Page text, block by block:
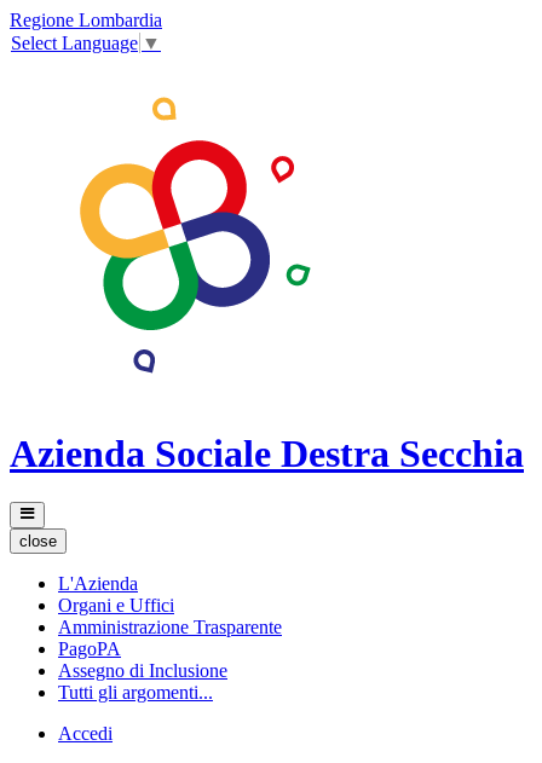
Regione Lombardia
Select Language ▼
Azienda Sociale Destra Secchia
close
L'Azienda
Organi e Uffici
Amministrazione Trasparente
PagoPA
Assegno di Inclusione
Tutti gli argomenti...
Accedi